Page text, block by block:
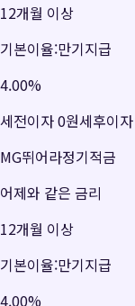
12개월 이상
기본이율:만기지급
4.00%
세전이자0원세후이자
MG뛰어라정기적금
어제와 같은 금리
12개월 이상
기본이율:만기지급
4.00%